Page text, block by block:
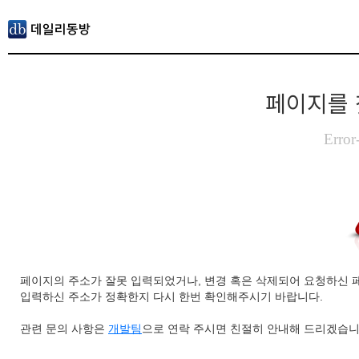
페이지를
페이지의 주소가 잘못 입력되었거나, 변경 혹은 삭제되어 요청하신
입력하신 주소가 정확한지 다시 한번 확인해주시기 바랍니다.
관련 문의 사항은 개발팀 으로 연락 주시면 친절히 안내해 드리겠습